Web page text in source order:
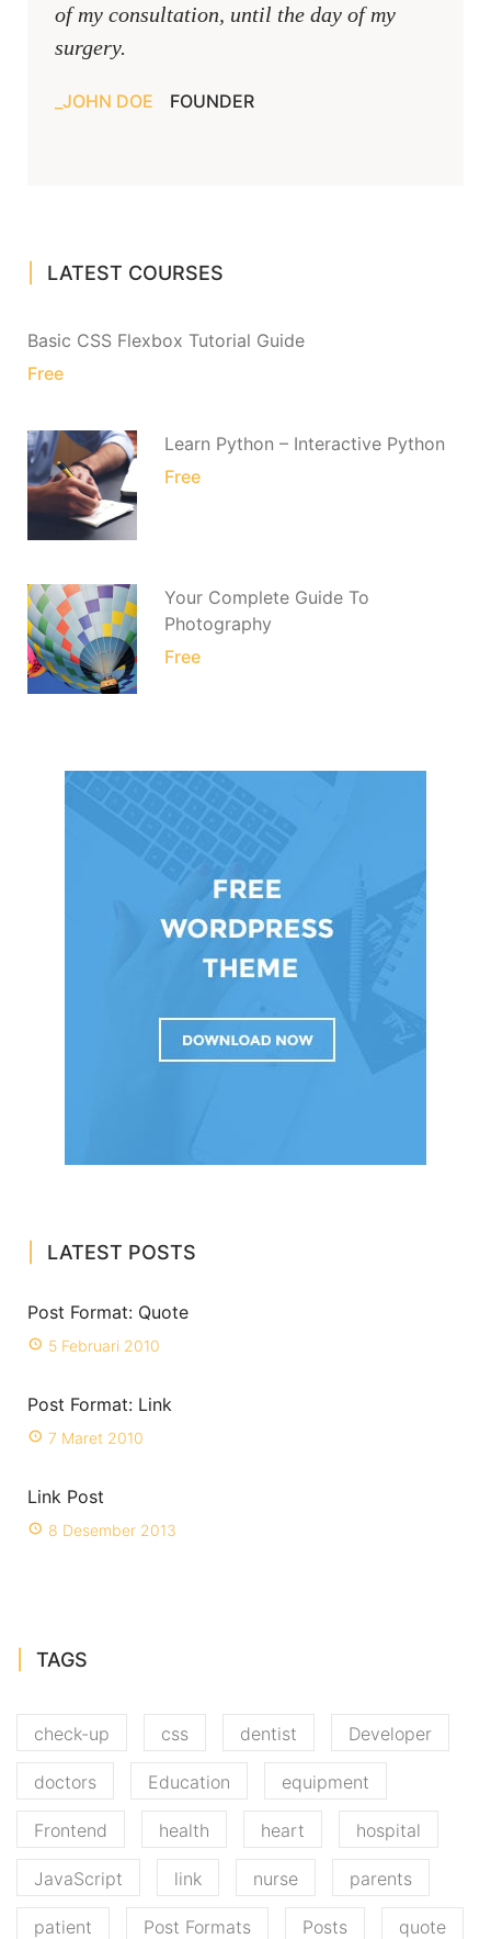
of my consultation, until the day of my
surgery.
JOHN DOE FOUNDER
LATEST COURSES
Basic CSS Flexbox Tutorial Guide
Free
Learn Python – Interactive Python
Free
Your Complete Guide To
Photography
Free
LATEST POSTS
Post Format: Quote
5 Februari 2010
Post Format: Link
7 Maret 2010
Link Post
8 Desember 2013
TAGS
check-up css dentist Developer
doctors Education equipment
Frontend health heart hospital
JavaScript link nurse parents
patient Post Formats Posts quote